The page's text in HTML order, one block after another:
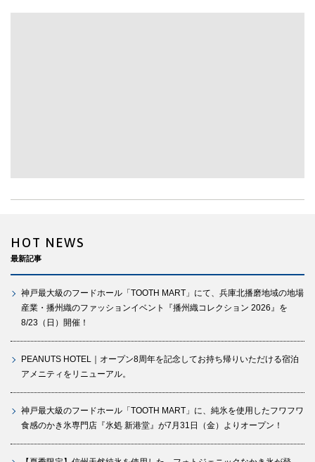
HOT NEWS
最新記事
神戸最大級のフードホール「TOOTH MART」にて、兵庫北播磨地域の地場
産業・播州織のファッションイベント『播州織コレクション 2026』を
8/23（日）開催！
PEANUTS HOTEL｜オープン8周年を記念してお持ち帰りいただける宿泊
アメニティをリニューアル。
神戸最大級のフードホール「TOOTH MART」に、純氷を使用したフワフワ
食感のかき氷専門店『氷処 新港堂』が7月31日（金）よりオープン！